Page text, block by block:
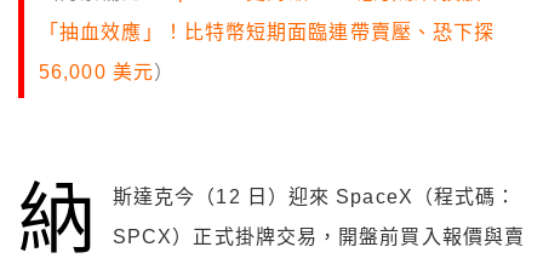
「抽血效應」！比特幣短期面臨連帶賣壓、恐下探
56,000 美元）
納
斯達克今（12 日）迎來 SpaceX（程式碼：
SPCX）正式掛牌交易，開盤前買入報價與賣